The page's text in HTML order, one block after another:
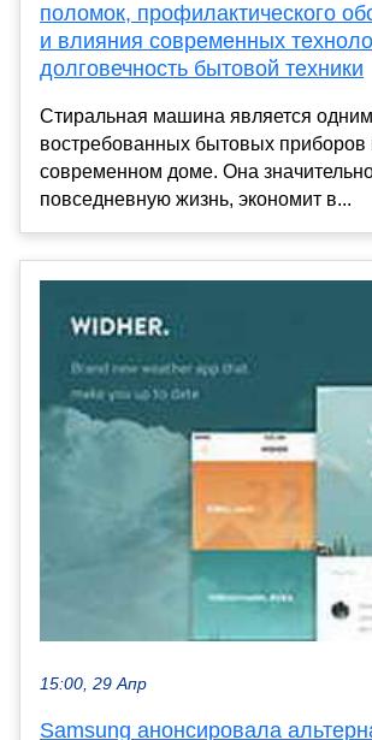
поломок, профилактического
и влияния современных
долговечность бытовой техники
Стиральная машина является
востребованных бытовых приборов
современном доме. Она
повседневную жизнь, экономит в...
15:00, 29 Апр
Samsung анонсировала